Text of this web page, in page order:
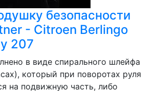
безопасности
- Citroen Berlingo
207
в виде спирального шлейфа
который при поворотах руля
на подвижную часть, либо